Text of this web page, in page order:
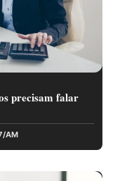
precisam falar
AM